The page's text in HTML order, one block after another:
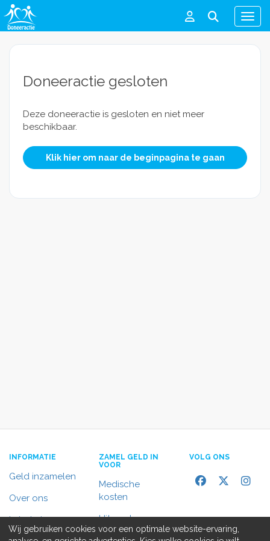
Menu
Doneeractie gesloten
Deze doneeractie is gesloten en niet meer
beschikbaar.
Klik hier om naar de beginpagina te gaan
INFORMATIE
Geld inzamelen
Over ons
In het nieuws
ZAMEL GELD IN
VOOR
Medische
kosten
Uitvaart
VOLG ONS
Wij gebruiken cookies voor een optimale website-ervaring,